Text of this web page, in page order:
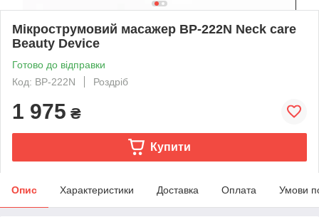
Мікрострумовий масажер BP-222N Neck care
Beauty Device
Готово до відправки
Код: BP-222N
Роздріб
1 975 ₴
Купити
Опис Характеристики Доставка Оплата Умови